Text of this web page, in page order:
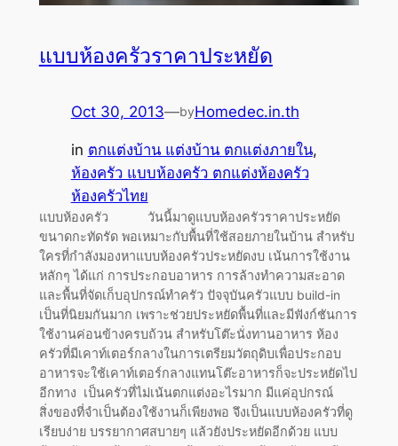
แบบห้องครัวราคาประหยัด
Oct 30, 2013—byHomedec.in.th
in ตกแต่งบ้าน แต่งบ้าน ตกแต่งภายใน
ห้องครัว แบบห้องครัว ตกแต่งห้องครัว
ห้องครัวไทย
แบบห้องครัว วันนี้มาดูแบบห้องครัวราคาประหยัด
ขนาดกะทัดรัด พอเหมาะกับพื้นที่ใช้สอยภายในบ้าน สำหรับ
ใครที่กำลังมองหาแบบห้องครัวประหยัดงบ เน้นการใช้งาน
หลักๆ ได้แก่ การประกอบอาหาร การล้างทำความสะอาด
และพื้นที่จัดเก็บอุปกรณ์ทำครัว ปัจจุบันครัวแบบ build-in
เป็นที่นิยมกันมาก เพราะช่วยประหยัดพื้นที่และมีฟังก์ชันการ
ใช้งานค่อนข้างครบถ้วน สำหรับโต๊ะนั่งทานอาหาร ห้อง
ครัวที่มีเคาท์เตอร์กลางในการเตรียมวัตถุดิบเพื่อประกอบ
อาหารจะใช้เคาท์เตอร์กลางแทนโต๊ะอาหารก็จะประหยัดไป
อีกทาง เป็นครัวที่ไม่เน้นตกแต่งอะไรมาก มีแค่อุปกรณ์
สิ่งของที่จำเป็นต้องใช้งานก็เพียงพอ จึงเป็นแบบห้องครัวที่ดู
เรียบง่าย บรรยากาศสบายๆ แล้วยังประหยัดอีกด้วย แบบ